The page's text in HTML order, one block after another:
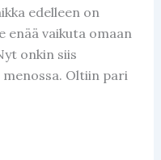
edelleen on
enää vaikuta omaan
onkin siis
menossa. Oltiin pari